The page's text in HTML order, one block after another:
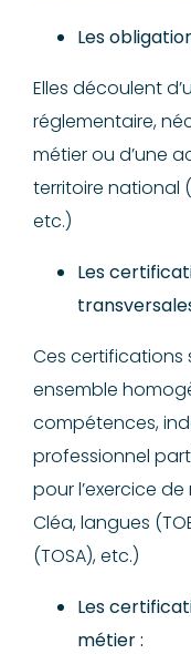
Les
Elles découlent
réglementaire,
métier ou d’une
territoire national
etc.)
Les
Ces certifications
ensemble
compétences,
professionnel
pour l’exercice
Cléa, langues
(TOSA), etc.)
Les
métier :